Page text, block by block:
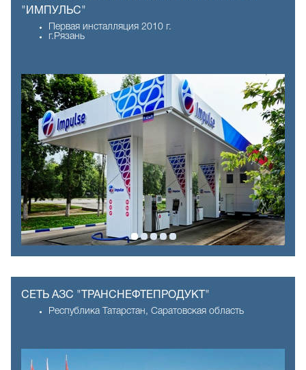
"ИМПУЛЬС"
Первая инсталляция 2010 г.
г.Рязань
СЕТЬ АЗС "ТРАНСНЕФТЕПРОДУКТ"
Республика Татарстан, Саратовская область